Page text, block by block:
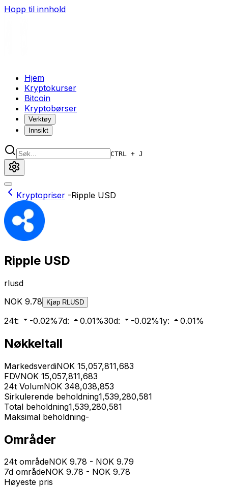
Hopp til innhold
Hjem
Kryptokurser
Bitcoin
Kryptobørser
Verktøy
Innsikt
CTRL + J
Kryptopriser -Ripple USD
Ripple USD
rlusd
NOK 9.78 Kjøp RLUSD
24t: -0.02%7d: 0.01%30d: -0.02%1y: 0.01%
Nøkkeltall
MarkedsverdiNOK 15,057,811,683
FDVNOK 15,057,811,683
24t VolumNOK 348,038,853
Sirkulerende beholdning1,539,280,581
Total beholdning1,539,280,581
Maksimal beholdning-
Områder
24t områdeNOK 9.78 - NOK 9.79
7d områdeNOK 9.78 - NOK 9.78
Høyeste pris